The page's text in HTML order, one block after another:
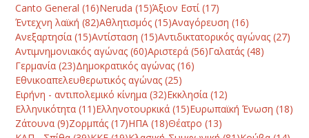
Canto General (16)Neruda (15)Άξιον Εστί (17)
Έντεχνη λαϊκή (82)Αθλητισμός (15)Αναγόρευση (16)
Ανεξαρτησία (15)Αντίσταση (15)Αντιδικτατορικός αγώνας (27)
Αντιμνημονιακός αγώνας (60)Αριστερά (56)Γαλατάς (48)
Γερμανία (23)Δημοκρατικός αγώνας (16)
Εθνικοαπελευθερωτικός αγώνας (25)
Ειρήνη - αντιπολεμικό κίνημα (32)Εκκλησία (12)
Ελληνικότητα (11)Ελληνοτουρκικά (15)Ευρωπαϊκή Ένωση (18)
Ζάτουνα (9)Ζορμπάς (17)ΗΠΑ (18)Θέατρο (13)